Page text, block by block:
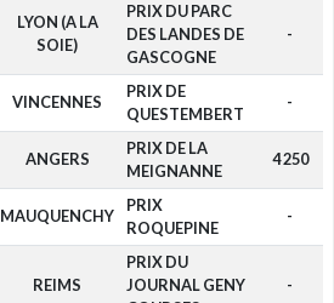
LYON (A LA
SOIE)
PRIX DU PARC
DES LANDES DE
GASCOGNE
-
VINCENNES
PRIX DE
QUESTEMBERT
-
ANGERS
PRIX DE LA
MEIGNANNE
4 250
MAUQUENCHY
PRIX
ROQUEPINE
-
REIMS
PRIX DU
JOURNAL GENY
-